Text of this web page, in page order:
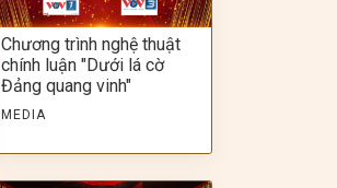
Chương trình nghệ thuật
chính luận "Dưới lá cờ
Đảng quang vinh"
MEDIA